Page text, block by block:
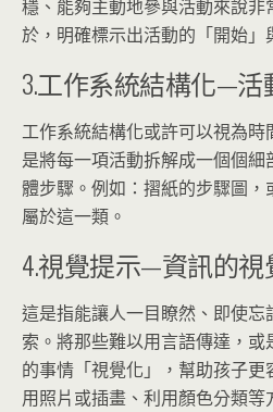
穩、能夠主動地參與活動來說
於，明確標示出活動的「開始」
3.工作系統結構化—
工作系統結構化或許可以視為
是將每一項活動拆解成一個個
體步驟。例如：摺紙的步驟圖
屬於這一類。
4.視覺提示—資訊的視
這是指能讓人一目瞭然、即使忘
索。將那些難以用言語傳達，
的事情「視覺化」，幫助孩子
用照片或插畫、利用顏色分類